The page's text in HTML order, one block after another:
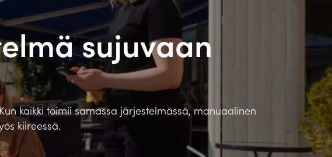
sujuvaan
kaikki toimii samassa järjestelmässä, manuaalinen
kiireessä.